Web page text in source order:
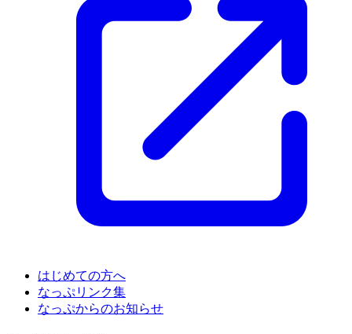
はじめての方へ
なっぷリンク集
なっぷからのお知らせ